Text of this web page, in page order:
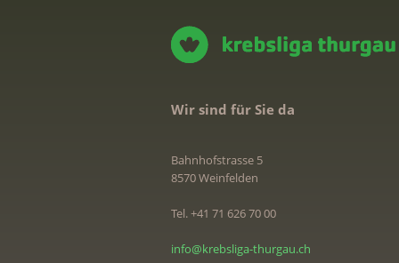
Wir sind für Sie da
Bahnhofstrasse 5
8570 Weinfelden
Tel. +41 71 626 70 00
info@krebsliga-thurgau.ch